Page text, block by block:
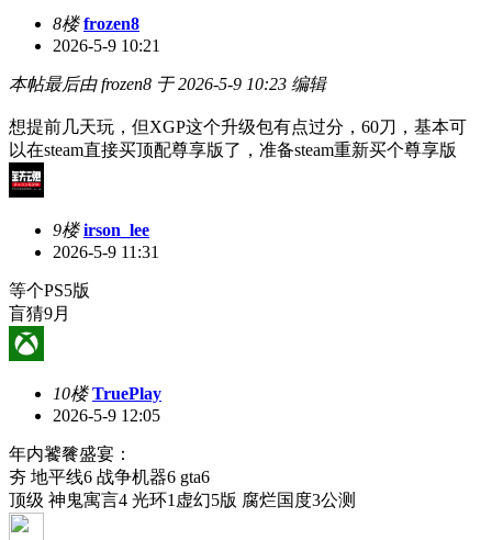
8楼 frozen8
2026-5-9 10:21
本帖最后由 frozen8 于 2026-5-9 10:23 编辑
想提前几天玩，但XGP这个升级包有点过分，60刀，基本可
以在steam直接买顶配尊享版了，准备steam重新买个尊享版
9楼 irson_lee
2026-5-9 11:31
等个PS5版
盲猜9月
10楼 TruePlay
2026-5-9 12:05
年内饕餮盛宴：
夯 地平线6 战争机器6 gta6
顶级 神鬼寓言4 光环1虚幻5版 腐烂国度3公测